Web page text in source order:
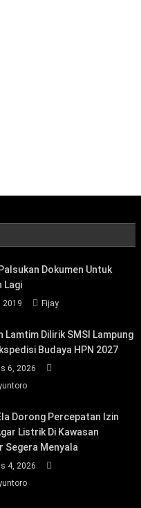
Dokumen Untuk
Lagi
2019 Fijay
Lamtim Dilirik SMSI Lampung
Budaya HPN 2027
6, 2026
Dorong Percepatan Izin
Listrik Di Kawasan
Segera Menyala
4, 2026